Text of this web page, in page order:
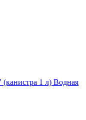
1 л) Водная